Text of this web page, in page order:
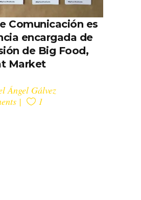
Comunicación es
encargada de
de Big Food,
Market
Ángel Gálvez
1